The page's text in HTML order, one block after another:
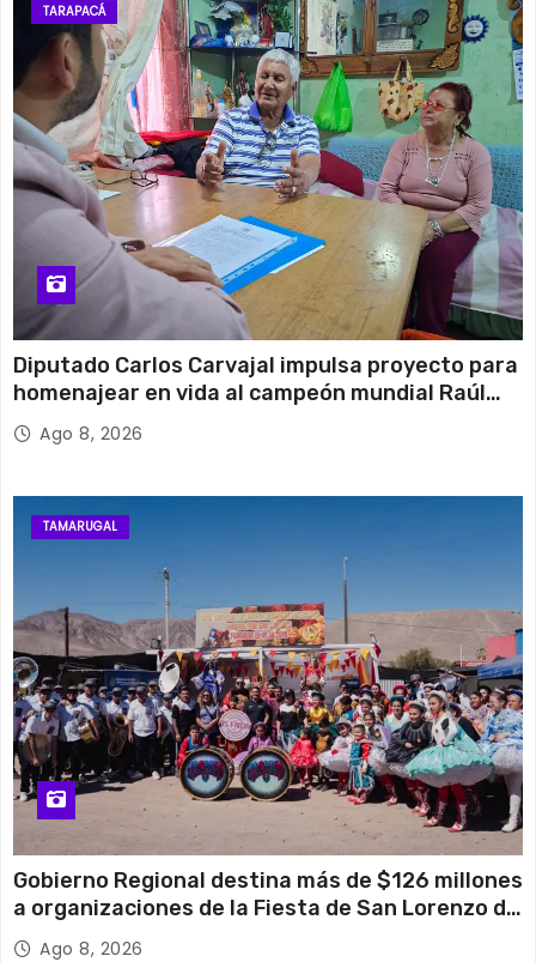
TARAPACÁ
Diputado Carlos Carvajal impulsa proyecto para
homenajear en vida al campeón mundial Raúl
Choque
Ago 8, 2026
TAMARUGAL
Gobierno Regional destina más de $126 millones
a organizaciones de la Fiesta de San Lorenzo de
Tarapacá
Ago 8, 2026